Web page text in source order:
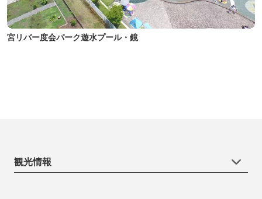
宮リバー度会パーク遊水プール・鏡
観光情報